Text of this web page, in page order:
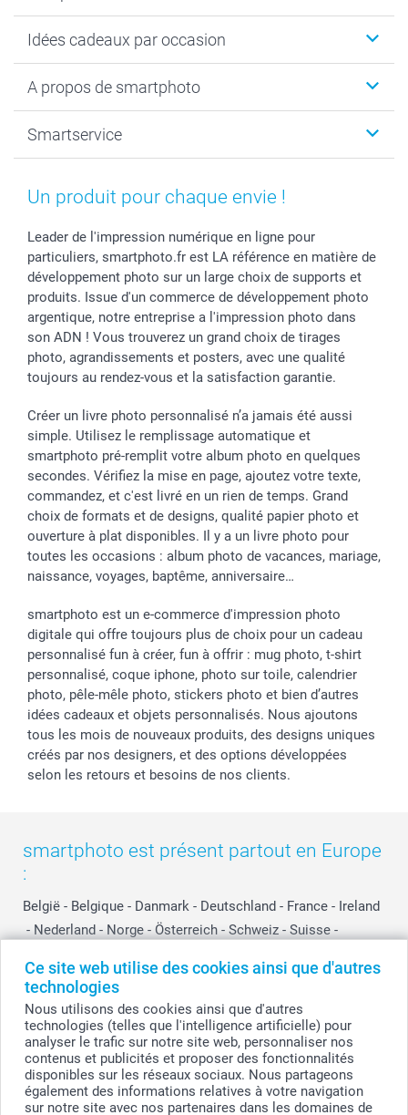
Ce site web utilise des cookies ainsi que d'autres
technologies
Nous utilisons des cookies ainsi que d'autres
technologies (telles que l'intelligence artificielle) pour
analyser le trafic sur notre site web, personnaliser nos
contenus et publicités et proposer des fonctionnalités
disponibles sur les réseaux sociaux. Nous partageons
également des informations relatives à votre navigation
sur notre site avec nos partenaires dans les domaines de
Calendrier photo & Agenda photo
Tirage photo & agrandissement
Faire-part & Cartes
Coques smartphone
Cadres photo & accessoires déco
Dénicheur d'idées cadeau
Idées cadeaux par occasion
Anniversaire
Naissance & baptême
Fête des Mères
Communion
Baptême
Toussaint
Rentrée des classes
Saint-Valentin
Vacances
A propos de smartphoto
Plan du site
Droit de rétraction
Vie privée
Gestion des cookies
Tarifs
Partenariats & Influence
Investisseurs
Smartservice
Aide
smartfriends
Livraison
Modes de paiement
Grandes quantités
Statut de ma commande
Un produit pour chaque envie !
Leader de l'impression numérique en ligne pour
particuliers, smartphoto.fr est LA référence en matière de
développement photo sur un large choix de supports et
produits. Issue d'un commerce de développement photo
argentique, notre entreprise a l'impression photo dans
son ADN ! Vous trouverez un grand choix de tirages
photo, agrandissements et posters, avec une qualité
toujours au rendez-vous et la satisfaction garantie.
Créer un livre photo personnalisé n’a jamais été aussi
simple. Utilisez le remplissage automatique et
smartphoto pré-remplit votre album photo en quelques
secondes. Vérifiez la mise en page, ajoutez votre texte,
commandez, et c'est livré en un rien de temps. Grand
choix de formats et de designs, qualité papier photo et
ouverture à plat disponibles. Il y a un livre photo pour
toutes les occasions : album photo de vacances, mariage,
naissance, voyages, baptême, anniversaire…
smartphoto est un e-commerce d'impression photo
digitale qui offre toujours plus de choix pour un cadeau
personnalisé fun à créer, fun à offrir : mug photo, t-shirt
personnalisé, coque iphone, photo sur toile, calendrier
photo, pêle-mêle photo, stickers photo et bien d’autres
idées cadeaux et objets personnalisés. Nous ajoutons
tous les mois de nouveaux produits, des designs uniques
créés par nos designers, et des options développées
selon les retours et besoins de nos clients.
smartphoto est présent partout en Europe
:
België - Belgique - Danmark - Deutschland - France - Ireland
- Nederland - Norge - Österreich - Schweiz - Suisse -
Other Countries
© smartphoto group. Tous droits réservés
Tous les prix sont en EURO (€), TVA incluse et hors frais de port.